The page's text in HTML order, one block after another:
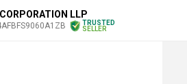
LLP
TRUSTED
SELLER